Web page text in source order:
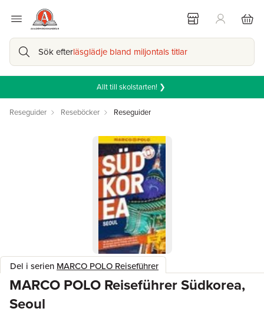
Sök efterläsglädje bland miljontals titlar
Allt till skolstarten! ❯
Reseguider Reseböcker Reseguider
Del i serien MARCO POLO Reiseführer
MARCO POLO Reiseführer Südkorea,
Seoul